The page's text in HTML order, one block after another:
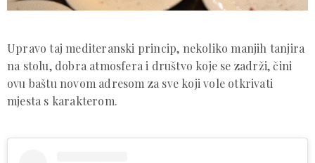
Upravo taj mediteranski princip, nekoliko manjih tanjira
na stolu, dobra atmosfera i društvo koje se zadrži, čini
ovu baštu novom adresom za sve koji vole otkrivati
mjesta s karakterom.